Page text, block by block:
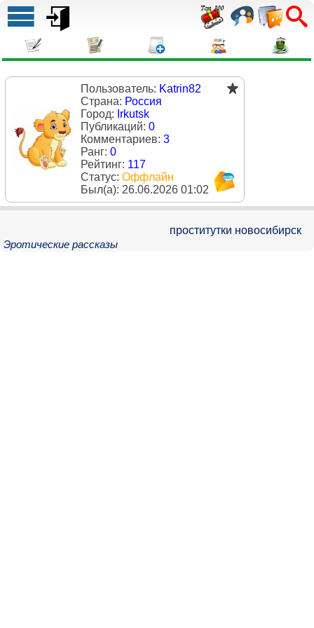
Пользователь: Katrin82
Страна: Россия
Город: Irkutsk
Публикаций: 0
Комментариев: 3
Ранг: 0
Рейтинг: 117
Статус: Оффлайн
Был(a): 26.06.2026 01:02
Эротические рассказы
проститутки новосибирск